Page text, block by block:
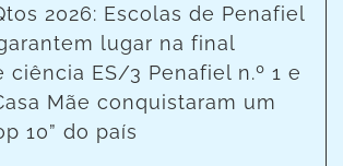
2026: Escolas de Penafiel
lugar na final
ciência ES/3 Penafiel n.º 1 e
Mãe conquistaram um
10” do país